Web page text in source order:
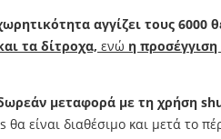
αγγίζει τους 6000
τα δίτροχα, ενώ η
μεταφορά με τη χρήση
είναι διαθέσιμο και μετά το